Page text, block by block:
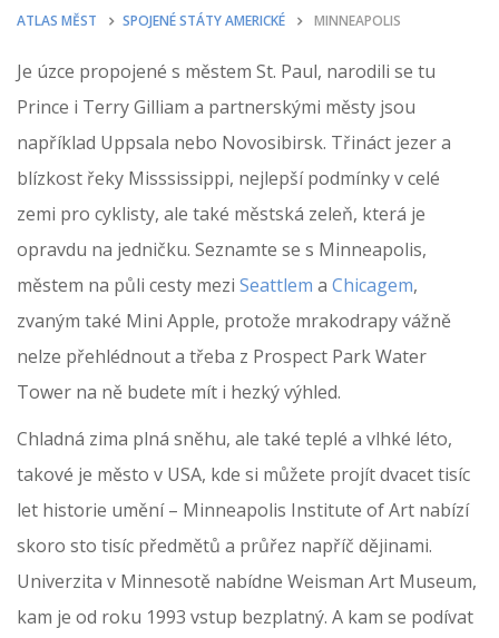
ATLAS MĚST SPOJENÉ STÁTY AMERICKÉ MINNEAPOLIS
Je úzce propojené s městem St. Paul, narodili se tu
Prince i Terry Gilliam a partnerskými městy jsou
například Uppsala nebo Novosibirsk. Třináct jezer a
blízkost řeky Misssissippi, nejlepší podmínky v celé
zemi pro cyklisty, ale také městská zeleň, která je
opravdu na jedničku. Seznamte se s Minneapolis,
městem na půli cesty mezi Seattlem a Chicagem,
zvaným také Mini Apple, protože mrakodrapy vážně
nelze přehlédnout a třeba z Prospect Park Water
Tower na ně budete mít i hezký výhled.
Chladná zima plná sněhu, ale také teplé a vlhké léto,
takové je město v USA, kde si můžete projít dvacet tisíc
let historie umění – Minneapolis Institute of Art nabízí
skoro sto tisíc předmětů a průřez napříč dějinami.
Univerzita v Minnesotě nabídne Weisman Art Museum,
kam je od roku 1993 vstup bezplatný. A kam se podívat